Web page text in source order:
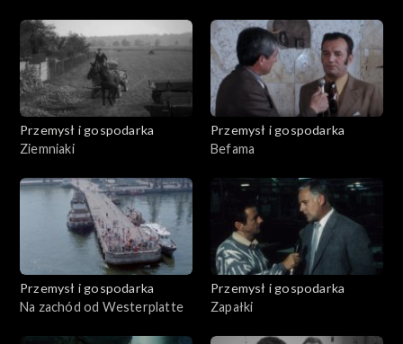
Przemysł i gospodarka
Ziemniaki
Przemysł i gospodarka
Befama
Przemysł i gospodarka
Na zachód od Westerplatte
Przemysł i gospodarka
Zapałki